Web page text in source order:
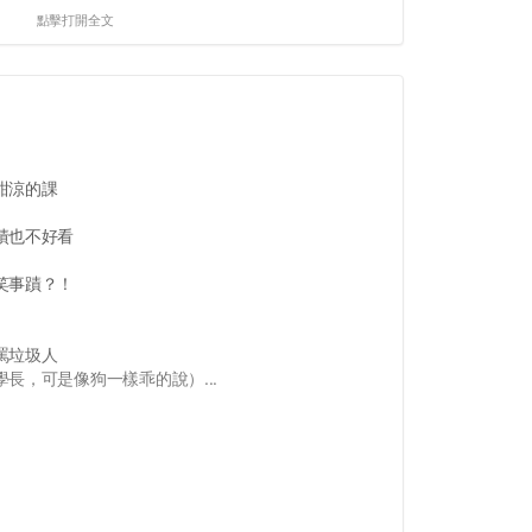
點擊打開全文
涼的課
也不好看
蹟？！
垃圾人
長，可是像狗一樣乖的說）...